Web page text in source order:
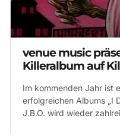
venue music
Killeralbum auf
Im kommenden Jahr ist
erfolgreichen Albums „I
J.B.O. wird wieder